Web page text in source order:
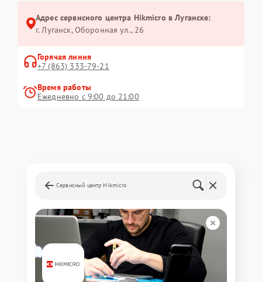
Адрес сервисного центра Hikmicro в Луганске:
г. Луганск, Оборонная ул., 26
Горячая линия
+7 (863) 333-79-21
Время работы
Ежедневно с 9:00 до 21:00
Сервисный центр Hikmicro